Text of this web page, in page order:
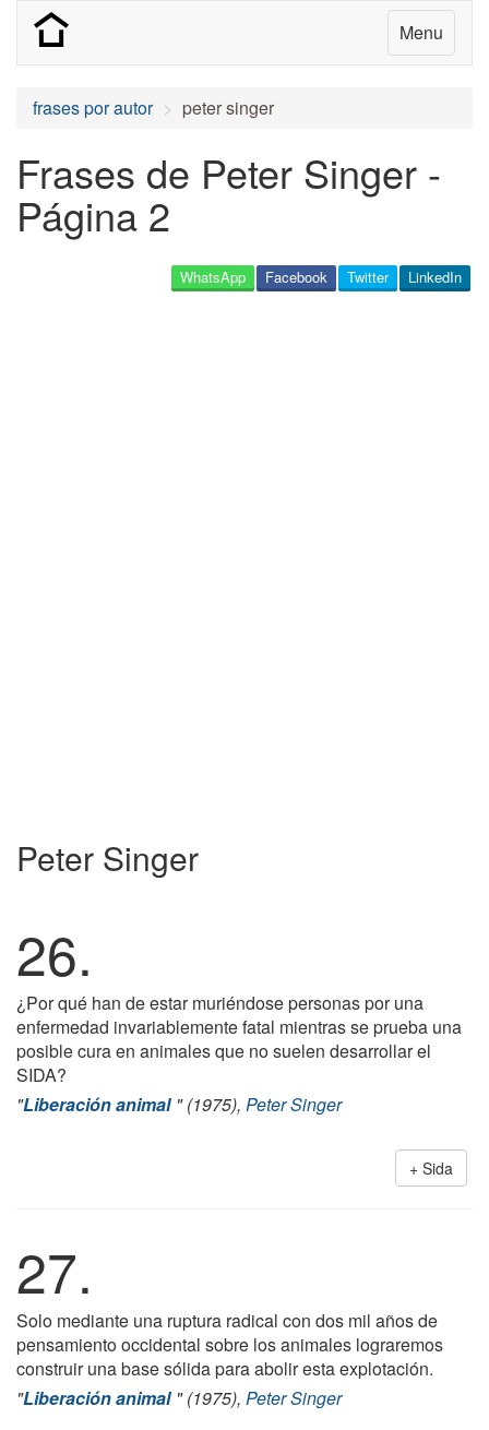
Menu
frases por autor peter singer
Frases de Peter Singer -
Página 2
LinkedIn
Twitter
Facebook
WhatsApp
Peter Singer
26.
¿Por qué han de estar muriéndose personas por una
enfermedad invariablemente fatal mientras se prueba una
posible cura en animales que no suelen desarrollar el
SIDA?
"Liberación animal " (1975), Peter Singer
Sida
27.
Solo mediante una ruptura radical con dos mil años de
pensamiento occidental sobre los animales lograremos
construir una base sólida para abolir esta explotación.
"Liberación animal " (1975), Peter Singer